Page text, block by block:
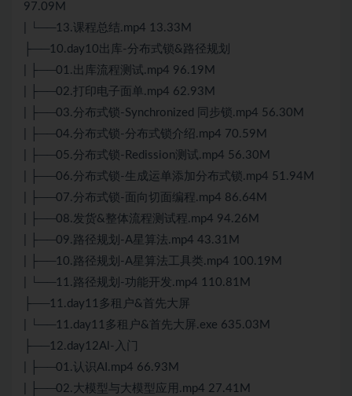
97.09M
| └──13.课程总结.mp4 13.33M
├──10.day10出库-分布式锁&路径规划
| ├──01.出库流程测试.mp4 96.19M
| ├──02.打印电子面单.mp4 62.93M
| ├──03.分布式锁-Synchronized 同步锁.mp4 56.30M
| ├──04.分布式锁-分布式锁介绍.mp4 70.59M
| ├──05.分布式锁-Redission测试.mp4 56.30M
| ├──06.分布式锁-生成运单添加分布式锁.mp4 51.94M
| ├──07.分布式锁-面向切面编程.mp4 86.64M
| ├──08.发货&整体流程测试程.mp4 94.26M
| ├──09.路径规划-A星算法.mp4 43.31M
| ├──10.路径规划-A星算法工具类.mp4 100.19M
| └──11.路径规划-功能开发.mp4 110.81M
├──11.day11多租户&首先大屏
| └──11.day11多租户&首先大屏.exe 635.03M
├──12.day12Al-入门
| ├──01.认识AI.mp4 66.93M
| ├──02.大模型与大模型应用.mp4 27.41M